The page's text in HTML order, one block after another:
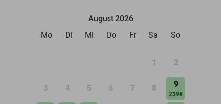
August 2026
Mo
Di Mi Do Fr Sa So
1 2
3 4 5 6 7 8 9
239€